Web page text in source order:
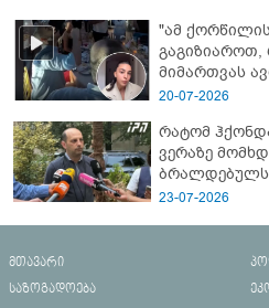
"ამ
მიმართვას
20-07-2026
რატომ
ვერაზე
23-07-2026
მთავარი
საზოგადოება